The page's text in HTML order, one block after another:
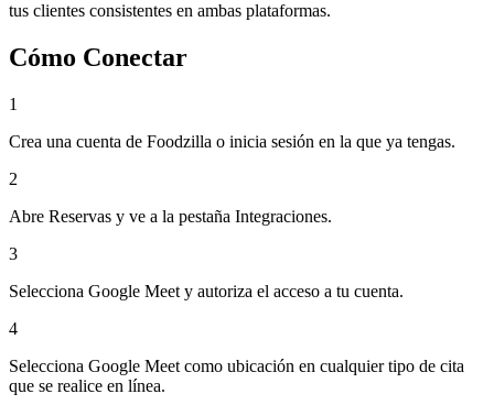
tus clientes consistentes en ambas plataformas.
Cómo Conectar
1
Crea una cuenta de Foodzilla o inicia sesión en la que ya tengas.
2
Abre Reservas y ve a la pestaña Integraciones.
3
Selecciona Google Meet y autoriza el acceso a tu cuenta.
4
Selecciona Google Meet como ubicación en cualquier tipo de cita
que se realice en línea.